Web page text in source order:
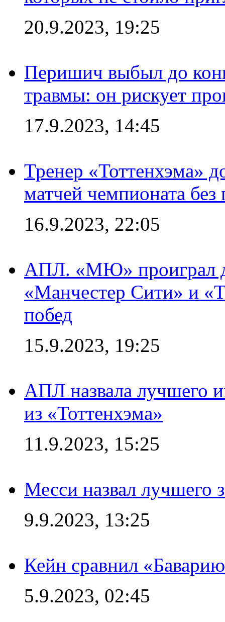
20.9.2023, 19:25
Перишич выбыл до
травмы: он рискует
17.9.2023, 14:45
Тренер «Тоттенхэма»
матчей чемпионата
16.9.2023, 22:05
АПЛ. «МЮ» проиграл
«Манчестер Сити» и
побед
15.9.2023, 19:25
АПЛ назвала лучшего
из «Тоттенхэма»
11.9.2023, 15:25
Месси назвал лучшего
9.9.2023, 13:25
Кейн сравнил
5.9.2023, 02:45